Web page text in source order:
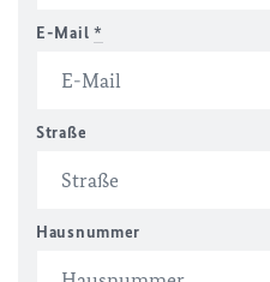
E-Mail *
Straße
Hausnummer